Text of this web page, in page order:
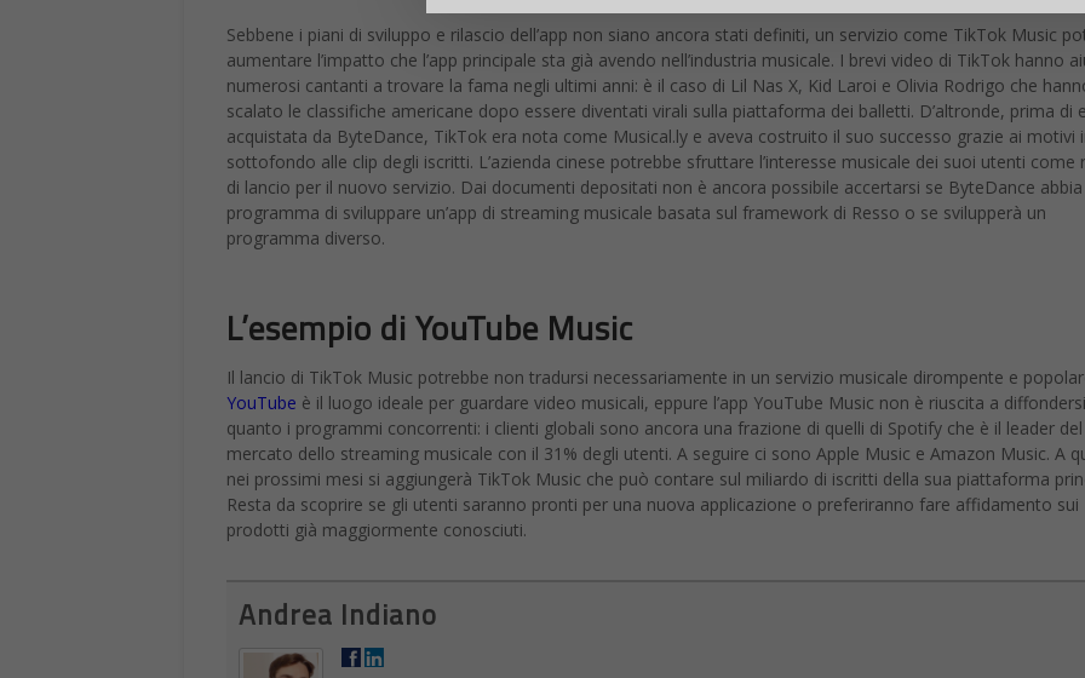
Sebbene i piani di sviluppo e rilascio dell’app non siano ancora stati definiti, un servizio come TikTok Music
aumentare l’impatto che l’app principale sta già avendo nell’industria musicale. I brevi video di TikTok hanno
numerosi cantanti a trovare la fama negli ultimi anni: è il caso di Lil Nas X, Kid Laroi e Olivia Rodrigo che
scalato le classifiche americane dopo essere diventati virali sulla piattaforma dei balletti. D’altronde, prima di
acquistata da ByteDance, TikTok era nota come Musical.ly e aveva costruito il suo successo grazie ai motivi
sottofondo alle clip degli iscritti. L’azienda cinese potrebbe sfruttare l’interesse musicale dei suoi utenti come
di lancio per il nuovo servizio. Dai documenti depositati non è ancora possibile accertarsi se ByteDance
programma di sviluppare un’app di streaming musicale basata sul framework di Resso o se svilupperà un
programma diverso.
L’esempio di YouTube Music
Il lancio di TikTok Music potrebbe non tradursi necessariamente in un servizio musicale dirompente e
YouTube è il luogo ideale per guardare video musicali, eppure l’app YouTube Music non è riuscita a diffondersi
quanto i programmi concorrenti: i clienti globali sono ancora una frazione di quelli di Spotify che è il leader del
mercato dello streaming musicale con il 31% degli utenti. A seguire ci sono Apple Music e Amazon Music. A
nei prossimi mesi si aggiungerà TikTok Music che può contare sul miliardo di iscritti della sua piattaforma
Resta da scoprire se gli utenti saranno pronti per una nuova applicazione o preferiranno fare affidamento sui
prodotti già maggiormente conosciuti.
Andrea Indiano